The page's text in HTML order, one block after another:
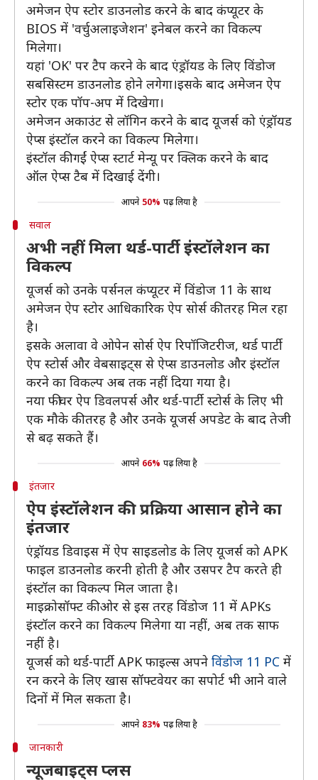
अमेजन ऐप स्टोर डाउनलोड करने के बाद कंप्यूटर के
BIOS में 'वर्चुअलाइजेशन' इनेबल करने का विकल्प
मिलेगा।
यहां 'OK' पर टैप करने के बाद एंड्रॉयड के लिए विंडोज
सबसिस्टम डाउनलोड होने लगेगा।इसके बाद अमेजन ऐप
स्टोर एक पॉप-अप में दिखेगा।
अमेजन अकाउंट से लॉगिन करने के बाद यूजर्स को एंड्रॉयड
ऐप्स इंस्टॉल करने का विकल्प मिलेगा।
इंस्टॉल की गईं ऐप्स स्टार्ट मेन्यू पर क्लिक करने के बाद
ऑल ऐप्स टैब में दिखाई देंगी।
आपने 50% पढ़ लिया है
सवाल
अभी नहीं मिला थर्ड-पार्टी इंस्टॉलेशन का
विकल्प
यूजर्स को उनके पर्सनल कंप्यूटर में विंडोज 11 के साथ
अमेजन ऐप स्टोर आधिकारिक ऐप सोर्स की तरह मिल रहा
है।
इसके अलावा वे ओपेन सोर्स ऐप रिपॉजिटरीज, थर्ड पार्टी
ऐप स्टोर्स और वेबसाइट्स से ऐप्स डाउनलोड और इंस्टॉल
करने का विकल्प अब तक नहीं दिया गया है।
नया फीचर ऐप डिवलपर्स और थर्ड-पार्टी स्टोर्स के लिए भी
एक मौके की तरह है और उनके यूजर्स अपडेट के बाद तेजी
से बढ़ सकते हैं।
आपने 66% पढ़ लिया है
इंतजार
ऐप इंस्टॉलेशन की प्रक्रिया आसान होने का
इंतजार
एंड्रॉयड डिवाइस में ऐप साइडलोड के लिए यूजर्स को APK
फाइल डाउनलोड करनी होती है और उसपर टैप करते ही
इंस्टॉल का विकल्प मिल जाता है।
माइक्रोसॉफ्ट की ओर से इस तरह विंडोज 11 में APKs
इंस्टॉल करने का विकल्प मिलेगा या नहीं, अब तक साफ
नहीं है।
यूजर्स को थर्ड-पार्टी APK फाइल्स अपने विंडोज 11 PC में
रन करने के लिए खास सॉफ्टवेयर का सपोर्ट भी आने वाले
दिनों में मिल सकता है।
आपने 83% पढ़ लिया है
जानकारी
न्यूजबाइट्स प्लस